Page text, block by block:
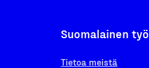
Suomalainen työ
Tietoa meistä